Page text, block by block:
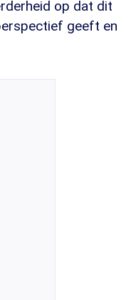
op dat dit
geeft en